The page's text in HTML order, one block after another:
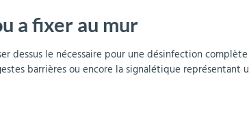
Barrières de sécurité
parking
Plaques Loi BLANQUER
a fixer au mur
le nécessaire pour une désinfection
barrières ou encore la signalétique représentant